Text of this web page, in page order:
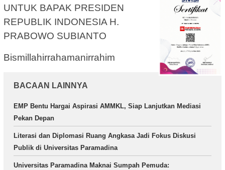
UNTUK BAPAK PRESIDEN
REPUBLIK INDONESIA H.
PRABOWO SUBIANTO
Bismillahirrahamanirrahim
BACAAN LAINNYA
EMP Bentu Hargai Aspirasi AMMKL, Siap Lanjutkan Mediasi
Pekan Depan
Literasi dan Diplomasi Ruang Angkasa Jadi Fokus Diskusi
Publik di Universitas Paramadina
Universitas Paramadina Maknai Sumpah Pemuda: